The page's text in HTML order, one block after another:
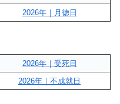
2026年｜月徳日
2026年｜受死日
2026年｜不成就日